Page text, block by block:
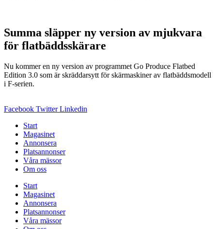
Summa släpper ny version av mjukvara
för flatbäddsskärare
Nu kommer en ny version av programmet Go Produce Flatbed
Edition 3.0 som är skräddarsytt för skärmaskiner av flatbäddsmodell
i F-serien.
Facebook Twitter Linkedin
Start
Magasinet
Annonsera
Platsannonser
Våra mässor
Om oss
Start
Magasinet
Annonsera
Platsannonser
Våra mässor